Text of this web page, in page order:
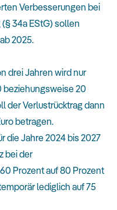
Verbesserungen bei
34a EStG) sollen
2025.
drei Jahren wird nur
beziehungsweise 20
der Verlustrücktrag dann
betragen.
die Jahre 2024 bis 2027
bei der
Prozent auf 80 Prozent
lediglich auf 75